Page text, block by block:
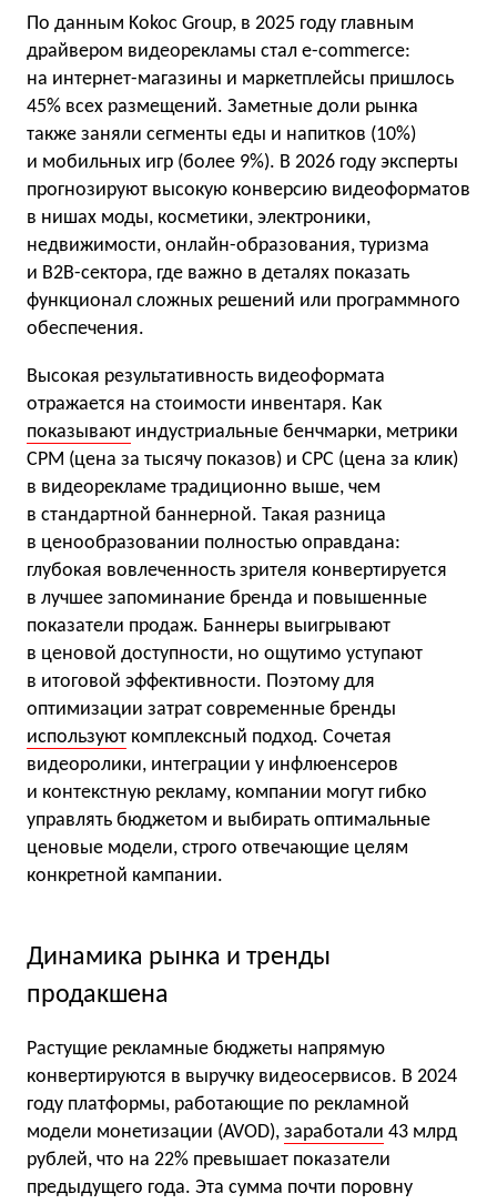
По данным Kokoc Group, в 2025 году главным
драйвером видеорекламы стал e-commerce:
на интернет-магазины и маркетплейсы пришлось
45% всех размещений. Заметные доли рынка
также заняли сегменты еды и напитков (10%)
и мобильных игр (более 9%). В 2026 году эксперты
прогнозируют высокую конверсию видеоформатов
в нишах моды, косметики, электроники,
недвижимости, онлайн-образования, туризма
и B2B-сектора, где важно в деталях показать
функционал сложных решений или программного
обеспечения.
Высокая результативность видеоформата
отражается на стоимости инвентаря. Как
показывают индустриальные бенчмарки, метрики
CPM (цена за тысячу показов) и CPC (цена за клик)
в видеорекламе традиционно выше, чем
в стандартной баннерной. Такая разница
в ценообразовании полностью оправдана:
глубокая вовлеченность зрителя конвертируется
в лучшее запоминание бренда и повышенные
показатели продаж. Баннеры выигрывают
в ценовой доступности, но ощутимо уступают
в итоговой эффективности. Поэтому для
оптимизации затрат современные бренды
используют комплексный подход. Сочетая
видеоролики, интеграции у инфлюенсеров
и контекстную рекламу, компании могут гибко
управлять бюджетом и выбирать оптимальные
ценовые модели, строго отвечающие целям
конкретной кампании.
Динамика рынка и тренды
продакшена
Растущие рекламные бюджеты напрямую
конвертируются в выручку видеосервисов. В 2024
году платформы, работающие по рекламной
модели монетизации (AVOD), заработали 43 млрд
рублей, что на 22% превышает показатели
предыдущего года. Эта сумма почти поровну